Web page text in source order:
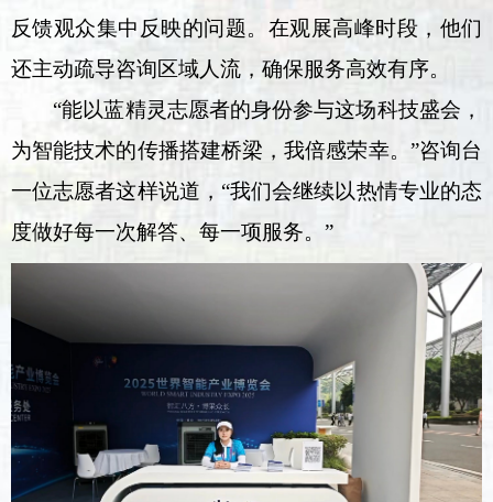
反馈观众集中反映的问题。在观展高峰时段，他们
还主动疏导咨询区域人流，确保服务高效有序。
“能以蓝精灵志愿者的身份参与这场科技盛会，
为智能技术的传播搭建桥梁，我倍感荣幸。”咨询台
一位志愿者这样说道，“我们会继续以热情专业的态
度做好每一次解答、每一项服务。”